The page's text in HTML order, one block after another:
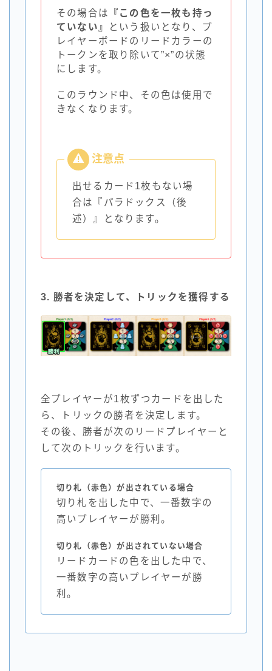
その場合は
『この色を一枚も持っ
ていない』
という扱いとなり、プ
レイヤーボードのリードカラーの
トークンを取り除いて”×”の状態
にします。
このラウンド中、その色は使用で
きなくなります。
出せるカード1枚もない場
合は『パラドックス（後
述）』となります。
3. 勝者を決定して、トリックを獲得する
全プレイヤーが1枚ずつカードを出した
ら、トリックの勝者を決定します。
その後、勝者が次のリードプレイヤーと
して次のトリックを行います。
切り札（赤色）が出されている場合
切り札を出した中で、一番数字の
高いプレイヤーが勝利。
切り札（赤色）が出されていない場合
リードカードの色を出した中で、
一番数字の高いプレイヤーが勝
利。